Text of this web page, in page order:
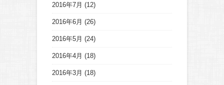
2016年7月 (12)
2016年6月 (26)
2016年5月 (24)
2016年4月 (18)
2016年3月 (18)